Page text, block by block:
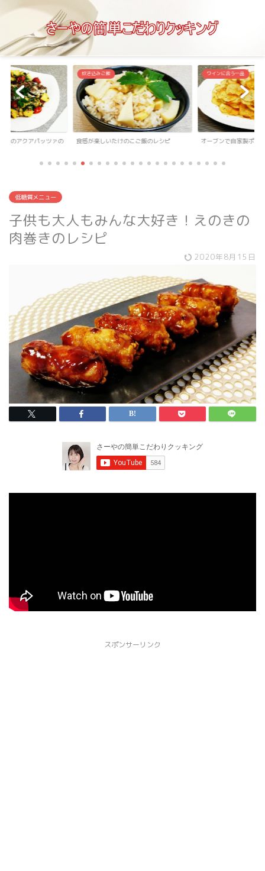
トのアクアパッツァの
炊き込みご飯
食感が楽しいたけのこご飯のレシピ
ワインに合う一品
オーブンで自家製ポテ
低糖質メニュー
子供も大人もみんな大好き！えのきの
肉巻きのレシピ
2020年8月15日
スポンサーリンク